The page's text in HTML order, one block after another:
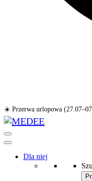
☀️ Przerwa urlopowa
Dla niej